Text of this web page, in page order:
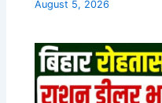
August 5, 2026